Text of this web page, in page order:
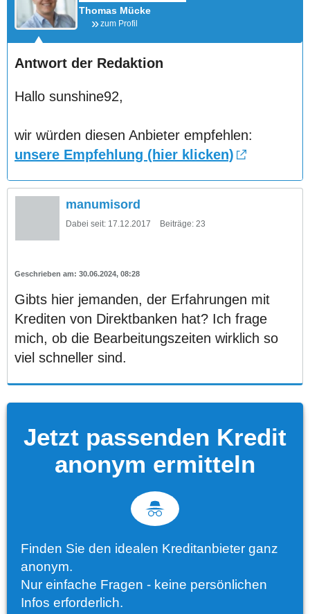
Thomas Mücke
zum Profil
Antwort der Redaktion
Hallo sunshine92,
wir würden diesen Anbieter empfehlen:
unsere Empfehlung (hier klicken)
manumisord
Dabei seit: 17.12.2017 Beiträge: 23
30.06.2024, 08:28
Gibts hier jemanden, der Erfahrungen mit
Krediten von Direktbanken hat? Ich frage
mich, ob die Bearbeitungszeiten wirklich so
viel schneller sind.
Jetzt passenden Kredit
anonym ermitteln
Finden Sie den idealen Kreditanbieter ganz
anonym.
Nur einfache Fragen - keine persönlichen
Infos erforderlich.